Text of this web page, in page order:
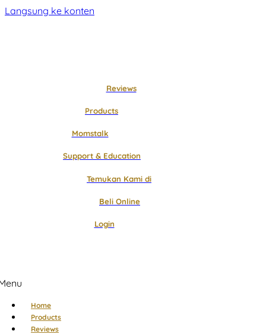
Langsung ke konten
Reviews
Products
Momstalk
Support & Education
Temukan Kami di
Beli Online
Login
Home
Products
Reviews